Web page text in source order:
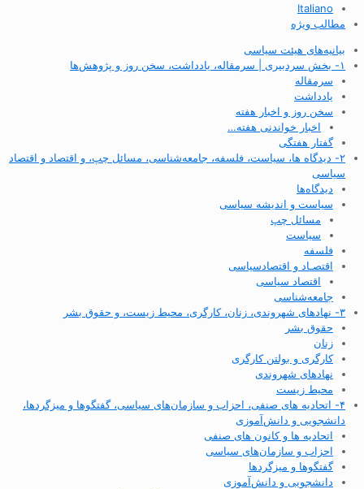
Italiano
مطالب ویژه
بیانیه‌های هیئت سیاسی
۱- بخش سردبیری | سرمقاله، یادداشت، سخن روز و پژوهش‌ها
سرمقاله
یادداشت
سخن روز و اخبار هفته
اخبار خواندنی هفته…
گفتار هفتگی
۲- دیدگاه ها، سیاست، فلسفه، جامعه‌شناسی، مسائل چپ، و اقتصاد و اقتصاد
سیاسی
دیدگاه‌ها
سیاست و اندیشه سیاسی
مسائل چپ
سیاست
فلسفه
اقتصـاد و اقتصاد‌سیاسی
اقتصاد سیاسی
جامعه‌شناسی
۳- نهادهای شهروندی، زنان، کارگری، محیط زیست، و حقوق بشر
حقوق بشر
زنان
کارگری و بولتن کارگری
نهادهای شهروندی
محیط زیست
۴- اتحادیه های صنفی، احزاب و سازمان‌های سیاسی، گفتگوها و میزگردها،
دانشجویی و دانش‌آموزی
اتحادیه ها و کانون های صنفی
احزاب و سازمان‌های سیاسی
گفتگوها و میزگردها
دانشجویی و دانش‌آموزی